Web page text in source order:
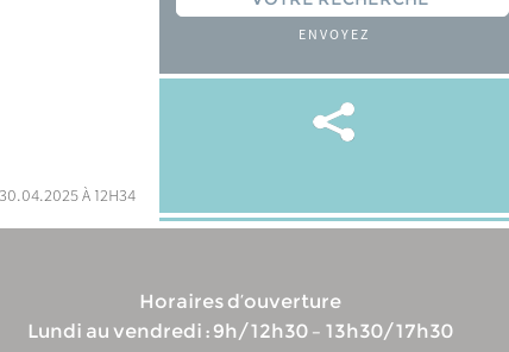
à 12h34
ENVOYEZ
Horaires d’ouverture
Lundi au vendredi : 9h/12h30 – 13h30/17h30